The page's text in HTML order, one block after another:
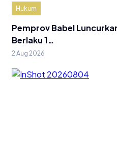
Hukum
Pemprov Babel
Berlaku 1…
2 Aug 2026